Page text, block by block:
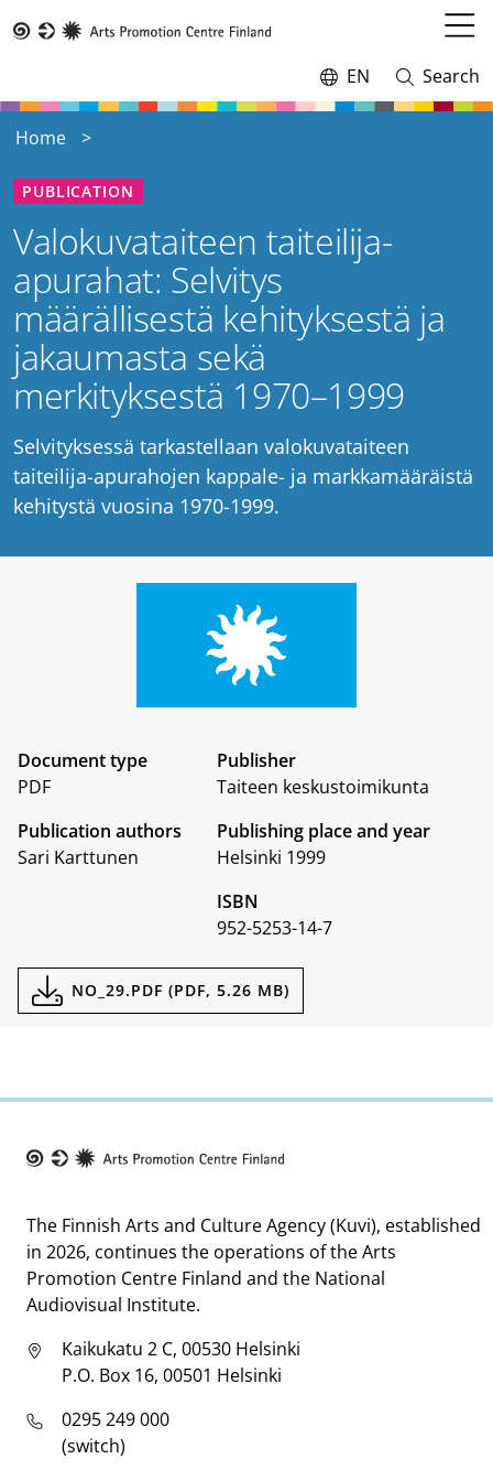
to
menu
Switch
language,
EN
Open
and
Search
Home
PUBLICATION
Valokuvataiteen taiteilija-
apurahat: Selvitys
määrällisestä kehityksestä ja
jakaumasta sekä
merkityksestä 1970–1999
Selvityksessä tarkastellaan valokuvataiteen
taiteilija-apurahojen kappale- ja markkamääräistä
kehitystä vuosina 1970-1999.
Document type
PDF
Publication authors
Sari Karttunen
Publisher
Taiteen keskustoimikunta
Publishing place and year
Helsinki 1999
ISBN
952-5253-14-7
DocumentsNO_29.PDF (PDF, 5.26 MB)
The Finnish Arts and Culture Agency (Kuvi), established
in 2026, continues the operations of the Arts
Promotion Centre Finland and the National
Audiovisual Institute.
Kaikukatu 2 C, 00530 Helsinki
P.O. Box 16, 00501 Helsinki
0295 249 000
(switch)